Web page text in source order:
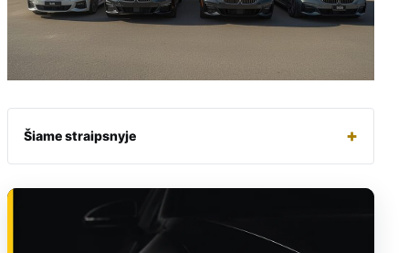
Šiame straipsnyje +